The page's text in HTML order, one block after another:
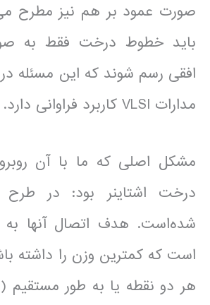
صورت عمود بر هم نیز مطرح
باید خطوط درخت فقط به
افقی رسم شوند که این مسئله
مدارات VLSI کاربرد فراوانی دارد.
مشکل اصلی که ما با آن
شده‌است. هدف اتصال آنها
است که کمترین وزن را داشته
هر دو نقطه یا به طور